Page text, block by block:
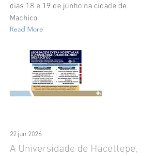
dias 18 e 19 de junho na cidade de
Machico.
Read More
22 jun 2026
A Universidade de Hacettepe,